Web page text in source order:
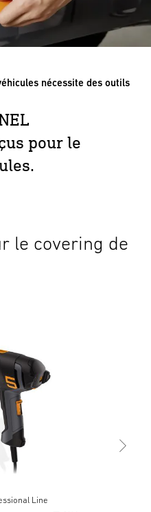
nécessite des outils
pour le
le covering de
Line